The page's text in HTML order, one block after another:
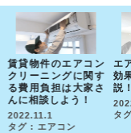
賃貸物件のエアコン
クリーニングに関す
る費用負担は大家さ
んに相談しよう！
2022.11.1
タグ : エアコン
エ
効
説
タ